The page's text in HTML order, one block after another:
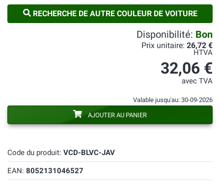
RECHERCHE DE AUTRE COULEUR DE VOITURE
Code du produit: VCD-BLVC-JAV
EAN: 8052131046527
Disponibilité: Bon
Prix unitaire: 26,72 €
HTVA
32,06 €
avec TVA
Valable jusqu'au: 30-09-2026
AJOUTER AU PANIER